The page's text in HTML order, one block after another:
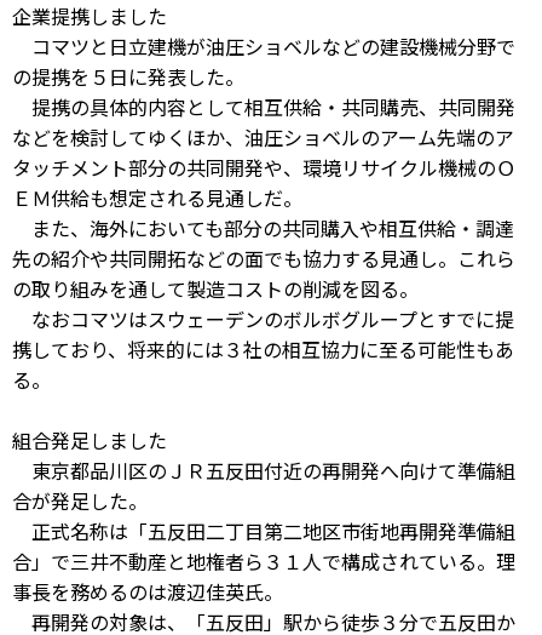
企業提携しました
コマツと日立建機が油圧ショベルなどの建設機械分野で
の提携を５日に発表した。
提携の具体的内容として相互供給・共同購売、共同開発
などを検討してゆくほか、油圧ショベルのアーム先端のア
タッチメント部分の共同開発や、環境リサイクル機械のＯ
ＥＭ供給も想定される見通しだ。
また、海外においても部分の共同購入や相互供給・調達
先の紹介や共同開拓などの面でも協力する見通し。これら
の取り組みを通して製造コストの削減を図る。
なおコマツはスウェーデンのボルボグループとすでに提
携しており、将来的には３社の相互協力に至る可能性もあ
る。
組合発足しました
東京都品川区のＪＲ五反田付近の再開発へ向けて準備組
合が発足した。
正式名称は「五反田二丁目第二地区市街地再開発準備組
合」で三井不動産と地権者ら３１人で構成されている。理
事長を務めるのは渡辺佳英氏。
再開発の対象は、「五反田」駅から徒歩３分で五反田か